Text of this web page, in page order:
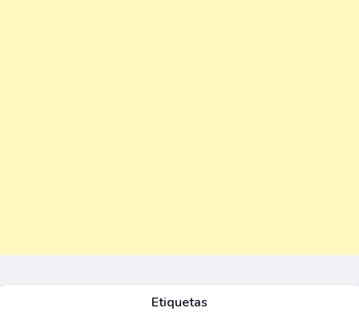
Etiquetas